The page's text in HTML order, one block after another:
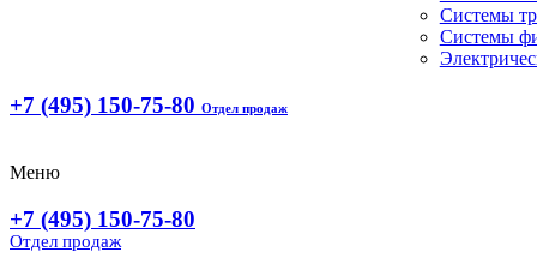
Системы
Системы
+7 (495) 150-75-80 Отдел продаж
Меню
+7 (495) 150-75-80
Отдел продаж